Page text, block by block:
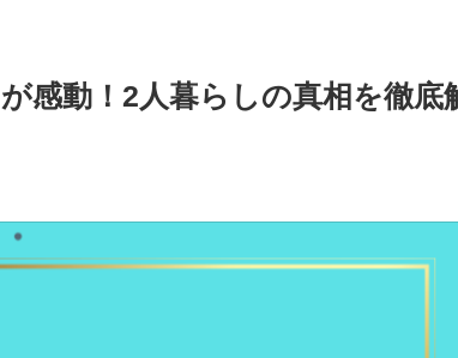
感動！2人暮らしの真相を徹底